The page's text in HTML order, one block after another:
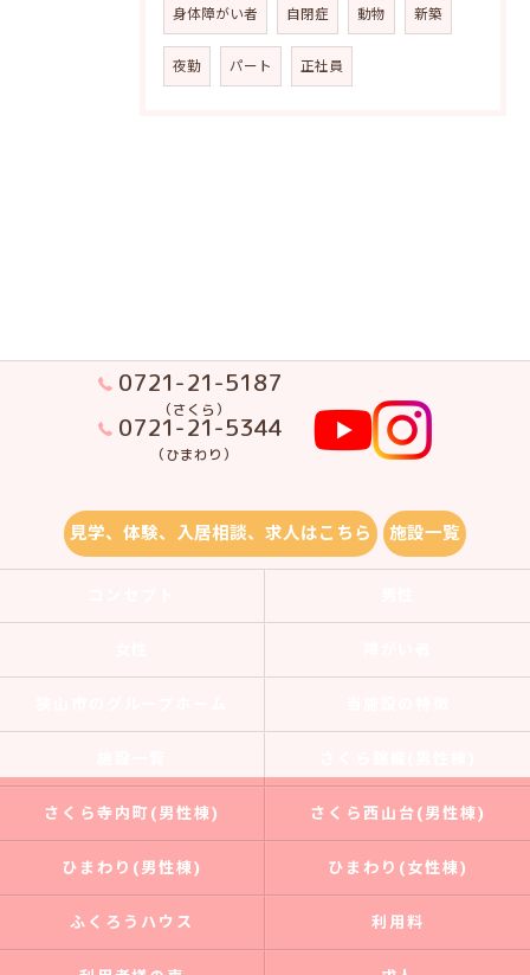
身体障がい者 自閉症 動物 新築
夜勤 パート 正社員
0721-21-5187
（さくら）
0721-21-5344
（ひまわり）
見学、体験、入居相談、求人はこちら 施設一覧
さくら寺内町(男性棟) さくら西山台(男性棟)
ひまわり(男性棟) ひまわり(女性棟)
ふくろうハウス 利用料